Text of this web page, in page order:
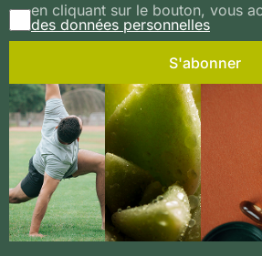
en cliquant sur le bouton, vous
des données personnelles
S'abonner